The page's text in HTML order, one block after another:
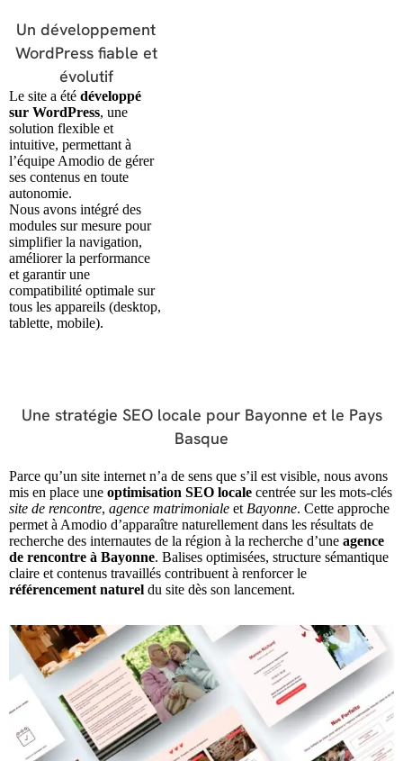
Un développement
WordPress fiable et
évolutif
Le site a été développé
sur WordPress, une
solution flexible et
intuitive, permettant à
l’équipe Amodio de gérer
ses contenus en toute
autonomie.
Nous avons intégré des
modules sur mesure pour
simplifier la navigation,
améliorer la performance
et garantir une
compatibilité optimale sur
tous les appareils (desktop,
tablette, mobile).
Une stratégie SEO locale pour Bayonne et le Pays
Basque
Parce qu’un site internet n’a de sens que s’il est visible, nous avons
mis en place une optimisation SEO locale centrée sur les mots-clés
site de rencontre, agence matrimoniale et Bayonne. Cette approche
permet à Amodio d’apparaître naturellement dans les résultats de
recherche des internautes de la région à la recherche d’une agence
de rencontre à Bayonne. Balises optimisées, structure sémantique
claire et contenus travaillés contribuent à renforcer le
référencement naturel du site dès son lancement.